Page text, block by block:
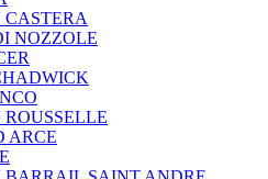
NOZZOLE
ARCE